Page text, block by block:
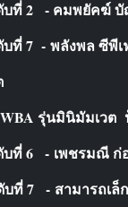
บที่ 2 - คมพยัคฆ์
ที่ 7 - พลังพล ซีพี
รุ่นมินิมัมเวต
ที่ 6 - เพชรมณี ก่
ที่ 7 - สามารถเล็